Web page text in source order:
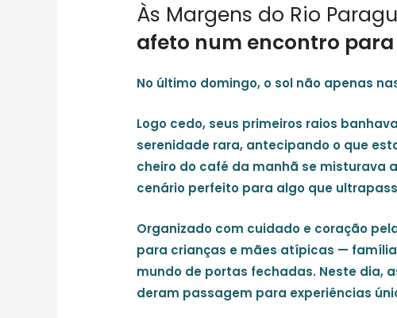
Às Margens do Rio
afeto num encontro
No último domingo, o sol não apenas
Logo cedo, seus primeiros raios
serenidade rara, antecipando o que
cheiro do café da manhã se misturava
cenário perfeito para algo que
Organizado com cuidado e coração
para crianças e mães atípicas —
mundo de portas fechadas. Neste dia,
deram passagem para experiências